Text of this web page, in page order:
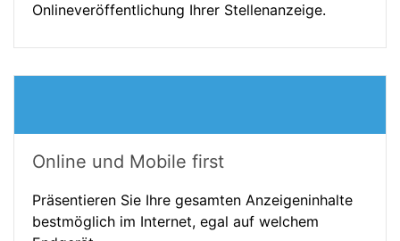
Onlineveröffentlichung Ihrer Stellenanzeige.
Online und Mobile first
Präsentieren Sie Ihre gesamten Anzeigeninhalte
bestmöglich im Internet, egal auf welchem